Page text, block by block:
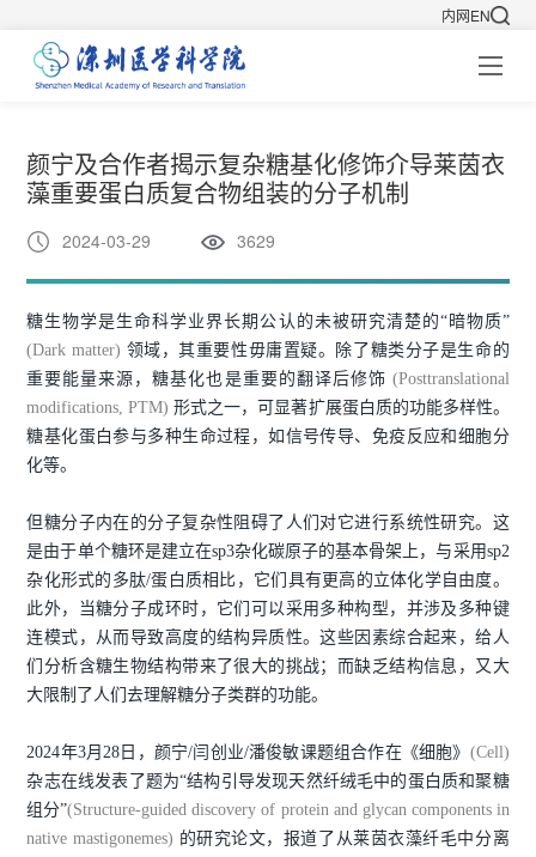
内网EN
颜宁及合作者揭示复杂糖基化修饰介导莱茵衣
藻重要蛋白质复合物组装的分子机制
2024-03-29 3629
糖生物学是生命科学业界长期公认的未被研究清楚的“暗物质”
(Dark matter) 领域，其重要性毋庸置疑。除了糖类分子是生命的
重要能量来源，糖基化也是重要的翻译后修饰 (Posttranslational
modifications, PTM) 形式之一，可显著扩展蛋白质的功能多样性。
糖基化蛋白参与多种生命过程，如信号传导、免疫反应和细胞分
化等。
但糖分子内在的分子复杂性阻碍了人们对它进行系统性研究。这
是由于单个糖环是建立在sp3杂化碳原子的基本骨架上，与采用sp2
杂化形式的多肽/蛋白质相比，它们具有更高的立体化学自由度。
此外，当糖分子成环时，它们可以采用多种构型，并涉及多种键
连模式，从而导致高度的结构异质性。这些因素综合起来，给人
们分析含糖生物结构带来了很大的挑战；而缺乏结构信息，又大
大限制了人们去理解糖分子类群的功能。
2024年3月28日，颜宁/闫创业/潘俊敏课题组合作在《细胞》 (Cell)
杂志在线发表了题为“结构引导发现天然纤绒毛中的蛋白质和聚糖
组分”(Structure-guided discovery of protein and glycan components in
native mastigonemes) 的研究论文，报道了从莱茵衣藻纤毛中分离